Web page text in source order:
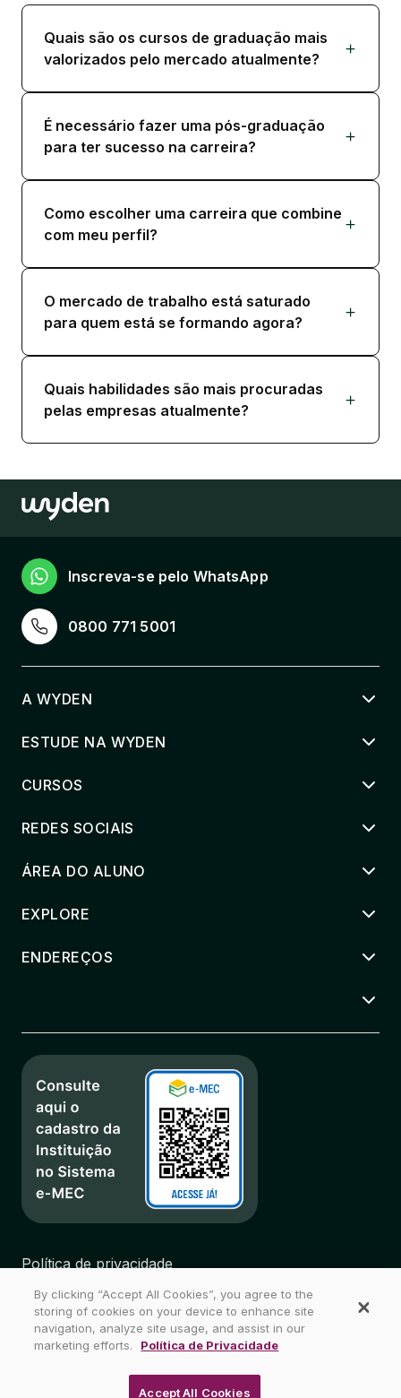
Quais são os cursos de graduação mais
valorizados pelo mercado atualmente?
É necessário fazer uma pós-graduação
para ter sucesso na carreira?
Como escolher uma carreira que combine
com meu perfil?
O mercado de trabalho está saturado
para quem está se formando agora?
Quais habilidades são mais procuradas
pelas empresas atualmente?
0800 771 5001
Inscreva-se pelo WhatsApp
A WYDEN
ESTUDE NA WYDEN
CURSOS
REDES SOCIAIS
ÁREA DO ALUNO
EXPLORE
ENDEREÇOS
Política de privacidade
Biblioteca
Mapa do Site
Wyden Brasil - Todos os direitos reservados
By clicking “Accept All Cookies”, you agree to the
storing of cookies on your device to enhance site
navigation, analyze site usage, and assist in our
marketing efforts.
Política de Privacidade
Accept All Cookies